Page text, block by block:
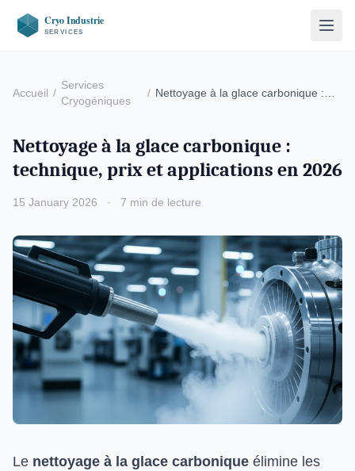
Accueil /
Services
Cryogéniques
/ Nettoyage à la glace carbonique :
Nettoyage à la glace carbonique :
technique, prix et applications en 2026
15 January 2026 · 7 min de lecture
Le nettoyage à la glace carbonique élimine les